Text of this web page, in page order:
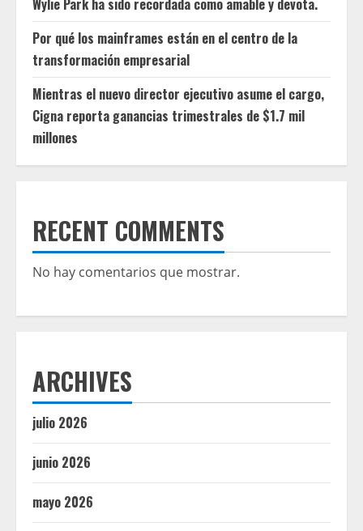
Por qué los mainframes están en el centro de la
transformación empresarial
Mientras el nuevo director ejecutivo asume el cargo,
Cigna reporta ganancias trimestrales de $1.7 mil
millones
RECENT COMMENTS
No hay comentarios que mostrar.
ARCHIVES
julio 2026
junio 2026
mayo 2026